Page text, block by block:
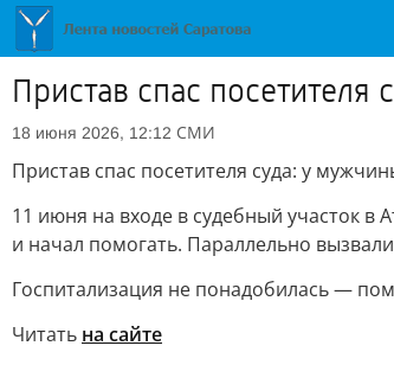
Пристав спас
18 июня 2026, 12:12 СМИ
Пристав спас посетителя суда: у
11 июня на входе в судебный участок в
и начал помогать. Параллельно
Госпитализация не понадобилась —
Читать на сайте